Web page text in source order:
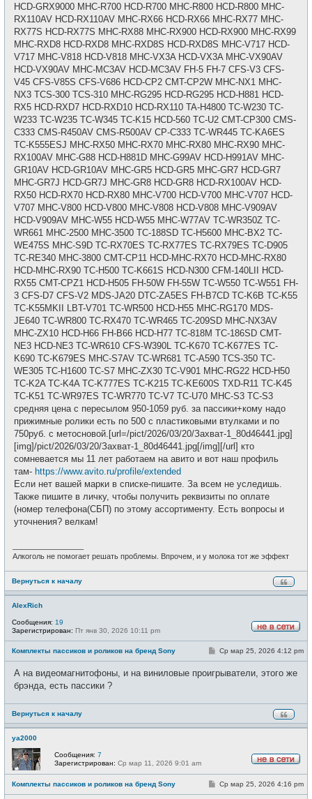
HCD-GRX9000 MHC-R700 HCD-R700 MHC-R800 HCD-R800 MHC-
RX110AV HCD-RX110AV MHC-RX66 HCD-RX66 MHC-RX77 MHC-
RX77S HCD-RX77S MHC-RX88 MHC-RX900 HCD-RX900 MHC-RX99
MHC-RXD8 HCD-RXD8 MHC-RXD8S HCD-RXD8S MHC-V717 HCD-
V717 MHC-V818 HCD-V818 MHC-VX3A HCD-VX3A MHC-VX90AV
HCD-VX90AV MHC-MC3AV HCD-MC3AV FH-5 FH-7 CFS-V3 CFS-
V45 CFS-V85S CFS-V686 HCD-CP2 CMT-CP2W MHC-NX1 MHC-
NX3 TCS-300 TCS-310 MHC-RG295 HCD-RG295 HCD-H881 HCD-
RX5 HCD-RXD7 HCD-RXD10 HCD-RX110 TA-H4800 TC-W230 TC-
W233 TC-W235 TC-W345 TC-K15 HCD-560 TC-U2 CMT-CP300 CMS-
C333 CMS-R450AV CMS-R500AV CP-C333 TC-WR445 TC-KA6ES
TC-K555ESJ MHC-RX50 MHC-RX70 MHC-RX80 MHC-RX90 MHC-
RX100AV MHC-G88 HCD-H881D MHC-G99AV HCD-H991AV MHC-
GR10AV HCD-GR10AV MHC-GR5 HCD-GR5 MHC-GR7 HCD-GR7
MHC-GR7J HCD-GR7J MHC-GR8 HCD-GR8 HCD-RX100AV HCD-
RX50 HCD-RX70 HCD-RX80 MHC-V700 HCD-V700 MHC-V707 HCD-
V707 MHC-V800 HCD-V800 MHC-V808 HCD-V808 MHC-V909AV
HCD-V909AV MHC-W55 HCD-W55 MHC-W77AV TC-WR350Z TC-
WR661 MHC-2500 MHC-3500 TC-188SD TC-H5600 MHC-BX2 TC-
WE475S MHC-S9D TC-RX70ES TC-RX77ES TC-RX79ES TC-D905
TC-RE340 MHC-3800 CMT-CP11 HCD-MHC-RX70 HCD-MHC-RX80
HCD-MHC-RX90 TC-H500 TC-K661S HCD-N300 CFM-140LII HCD-
RX55 CMT-CPZ1 HCD-H505 FH-50W FH-55W TC-W550 TC-W551 FH-
3 CFS-D7 CFS-V2 MDS-JA20 DTC-ZA5ES FH-B7CD TC-K6B TC-K55
TC-K55MKII LBT-V701 TC-WR500 HCD-H55 MHC-RG170 MDS-
JE640 TC-WR800 TC-RX470 TC-WR465 TC-209SD MHC-NX3AV
MHC-ZX10 HCD-H66 FH-B66 HCD-H77 TC-818M TC-186SD CMT-
NE3 HCD-NE3 TC-WR610 CFS-W390L TC-K670 TC-K677ES TC-
K690 TC-K679ES MHC-S7AV TC-WR681 TC-A590 TCS-350 TC-
WE305 TC-H1600 TC-S7 MHC-ZX30 TC-V901 MHC-RG22 HCD-H50
TC-K2A TC-K4A TC-K777ES TC-K215 TC-KE600S TXD-R11 TC-K45
TC-K51 TC-WR97ES TC-WR770 TC-V7 TC-U70 MHC-S3 TC-S3
средняя цена с пересылом 950-1059 руб. за пассики+кому надо
прижимные ролики есть по 500 с пластиковыми втулками и по
750руб. с метосновой.[url=/pict/2026/03/20/Захват-1_80d46441.jpg]
[img]/pict/2026/03/20/Захват-1_80d46441.jpg[/img][/url] кто
сомневается мы 11 лет работаем на авито и вот наш профиль
там- https://www.avito.ru/profile/extended
Если нет вашей марки в списке-пишите. За всем не уследишь.
Также пишите в личку, чтобы получить реквизиты по оплате
(номер телефона(СБП) по этому ассортименту. Есть вопросы и
уточнения? велкам!
Алкоголь не помогает решать проблемы. Впрочем, и у молока тот же эффект
Вернуться к началу
AlexRich
в
с
Сообщения: 19
Зарегистрирован: Пт янв 30, 2026 10:11 pm
Комплекты пассиков и роликов на бренд Sony
С
б
Ср мар 25, 2026 4:12 pm
А на видеомагнитофоны, и на виниловые проигрыватели, этого же
брэнда, есть пассики ?
Вернуться к началу
ya2000
е
в
с
Сообщения: 7
Зарегистрирован: Ср мар 11, 2026 9:01 am
Комплекты пассиков и роликов на бренд Sony
ССр мар 25, 2026 4:16 pm